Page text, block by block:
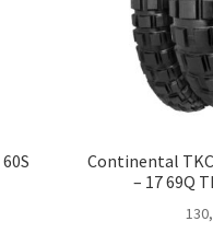
Continental
– 17 69Q